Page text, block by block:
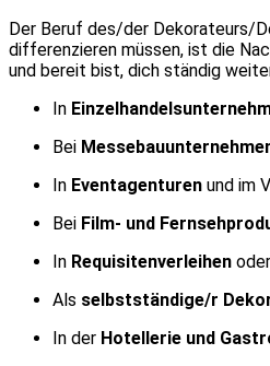
Der Beruf des/der Dekorateurs/
differenzieren müssen, ist die
und bereit bist, dich ständig
In
Bei
In Eventagenturen und im
Bei Film- und
In Requisitenverleihen
Als selbstständige/r
In der Hotellerie und